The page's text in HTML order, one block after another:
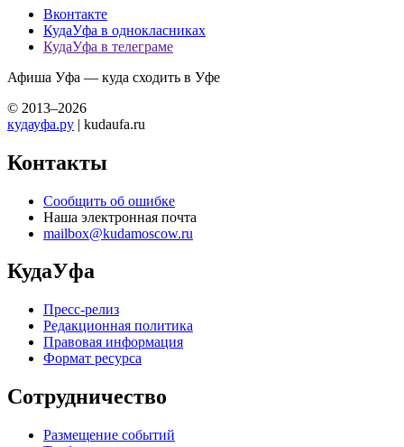
Вконтакте
КудаУфа в однокласниках
КудаУфа в телеграме
Афиша Уфа — куда сходить в Уфе
© 2013–2026
кудауфа.ру | kudaufa.ru
Контакты
Сообщить об ошибке
Наша электронная почта
mailbox@kudamoscow.ru
КудаУфа
Пресс-релиз
Редакционная политика
Правовая информация
Формат ресурса
Сотрудничество
Размещение событий